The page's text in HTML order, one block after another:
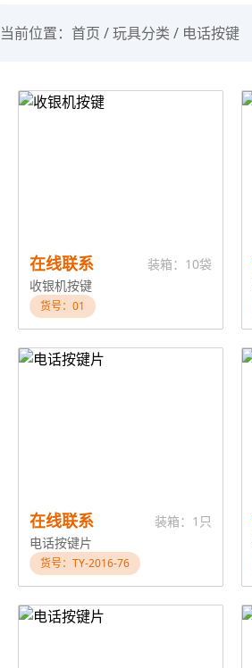
当前位置： 首页 /玩具分类 / 电话按键
在线联系
装箱：10袋
收银机按键
货号：01
在线联系
装箱：1只
电话按键片
货号：TY-2016-76